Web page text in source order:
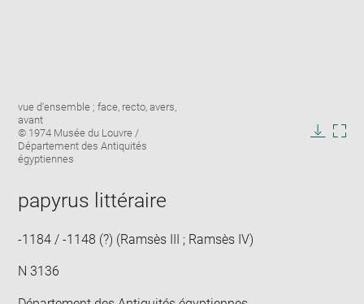
Image
caption:
vue d'ensemble ; face, recto, avers,
avant
© 1974 Musée du Louvre /
Département des Antiquités
égyptiennes
papyrus littéraire
-1184 / -1148 (?) (Ramsès III ; Ramsès IV)
N 3136